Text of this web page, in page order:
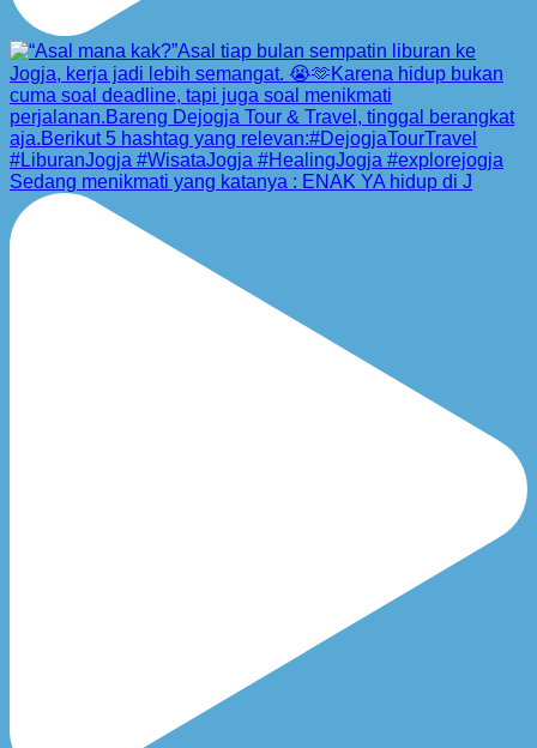
Sedang menikmati yang katanya : ENAK YA hidup di J